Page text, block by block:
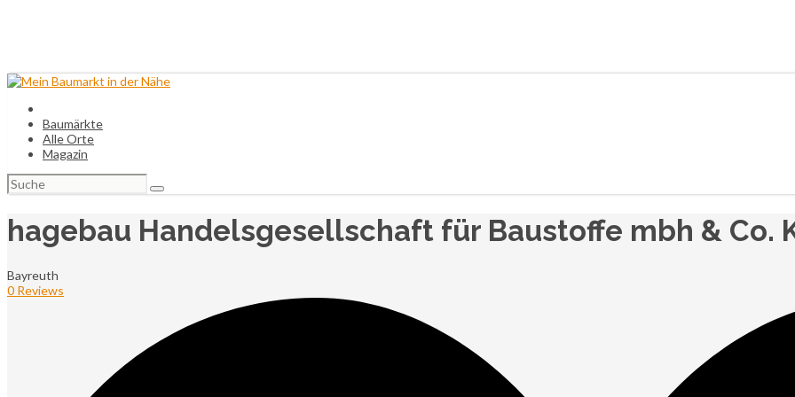
Baumärkte
Alle Orte
Magazin
Suchen
nach:
hagebau Handelsgesellschaft für Baustoffe mbh & Co.
Bayreuth
0 Reviews